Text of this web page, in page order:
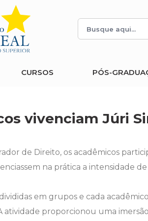
CURSOS PÓS-
vivenciam Júri
de Direito, os acadêmicos
na prática a intensidade
em grupos e cada
atividade proporcionou uma
- TCC
Pesquisa
Humanos